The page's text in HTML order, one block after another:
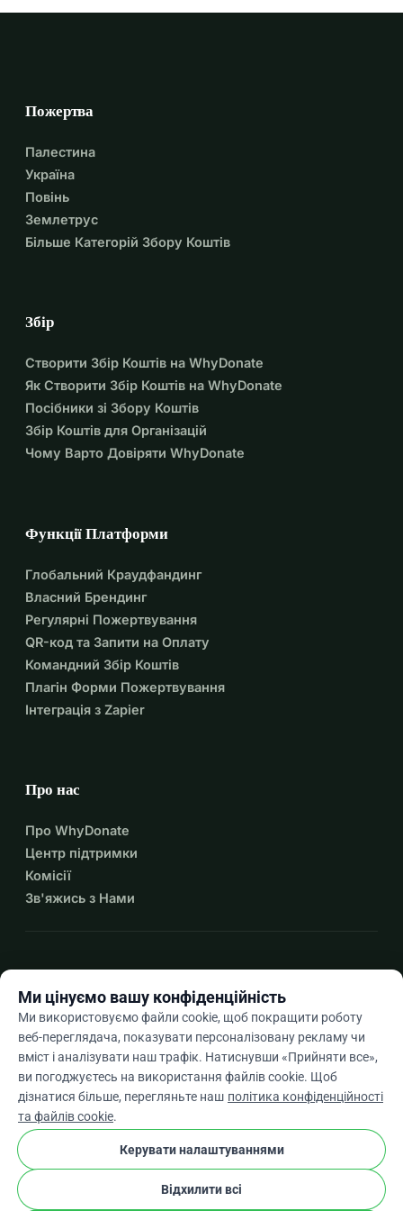
Пожертва
Палестина
Україна
Повінь
Землетрус
Більше Категорій Збору Коштів
Збір
Створити Збір Коштів на WhyDonate
Як Створити Збір Коштів на WhyDonate
Посібники зі Збору Коштів
Збір Коштів для Організацій
Чому Варто Довіряти WhyDonate
Функції Платформи
Глобальний Краудфандинг
Власний Брендинг
Регулярні Пожертвування
QR-код та Запити на Оплату
Командний Збір Коштів
Плагін Форми Пожертвування
Інтеграція з Zapier
Про нас
Про WhyDonate
Центр підтримки
Комісії
Зв'яжись з Нами
Ukarrow_drop_down
★★★★★4,9 / 5 на основі 500+ відгуків
WhyDonate
Конфіденційність і файли cookie
Умови та положення
Ми цінуємо вашу конфіденційність
Ми використовуємо файли cookie, щоб покращити роботу
веб-переглядача, показувати персоналізовану рекламу чи
вміст і аналізувати наш трафік. Натиснувши «Прийняти все»,
ви погоджуєтесь на використання файлів cookie. Щоб
дізнатися більше, перегляньте наш політика конфіденційності
та файлів cookie.
Керувати налаштуваннями
Відхилити всі